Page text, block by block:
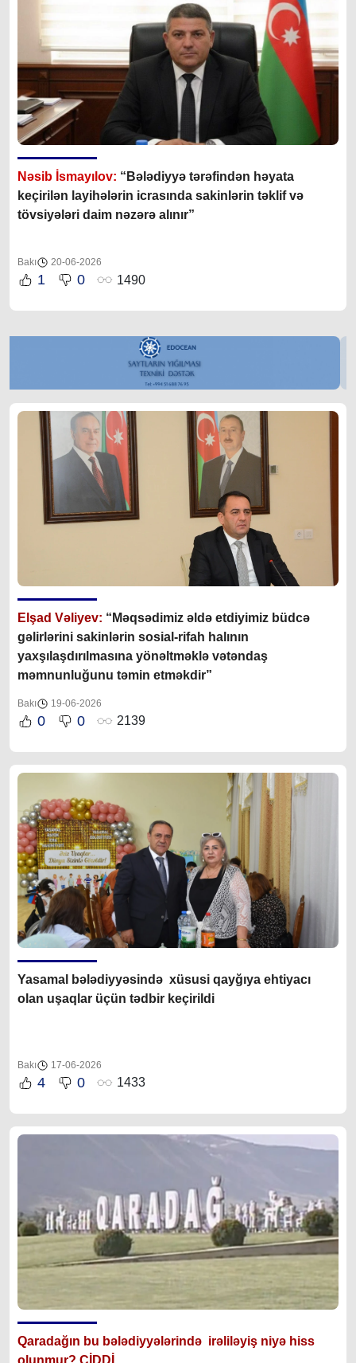
Nəsib İsmayılov: “Bələdiyyə tərəfindən həyata
keçirilən layihələrin icrasında sakinlərin təklif və
tövsiyələri daim nəzərə alınır”
Bakı 20-06-2026
1 0 1490
Elşad Vəliyev: “Məqsədimiz əldə etdiyimiz büdcə
gəlirlərini sakinlərin sosial-rifah halının
yaxşılaşdırılmasına yönəltməklə vətəndaş
məmnunluğunu təmin etməkdir”
Bakı 19-06-2026
0 0 2139
Yasamal bələdiyyəsində xüsusi qayğıya ehtiyacı
olan uşaqlar üçün tədbir keçirildi
Bakı 17-06-2026
4 0 1433
Qaradağın bu bələdiyyələrində irəliləyiş niyə hiss
olunmur? CİDDİ